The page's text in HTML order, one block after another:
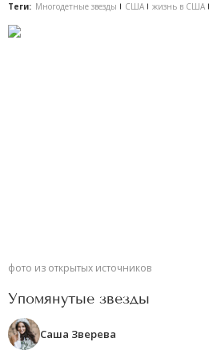
Теги: Многодетные звезды США жизнь в США
фото из открытых источников
Упомянутые звезды
Саша Зверева